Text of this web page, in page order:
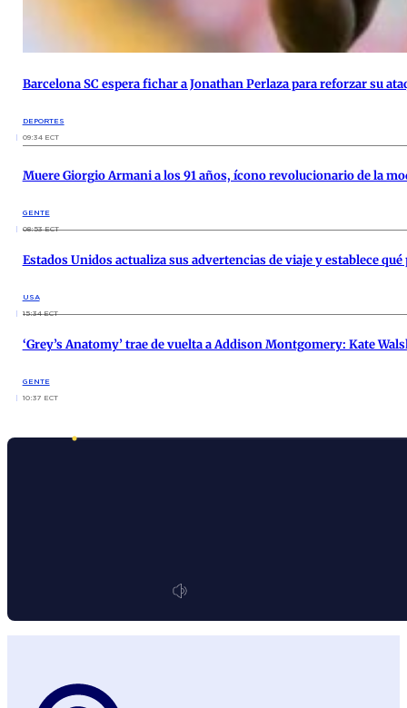
Barcelona SC espera fichar a Jonathan Perlaza para reforzar su
DEPORTES
09:34 ECT
Muere Giorgio Armani a los 91 años, ícono revolucionario de la
GENTE
08:53 ECT
Estados Unidos actualiza sus advertencias de viaje y establece
USA
15:34 ECT
‘Grey’s Anatomy’ trae de vuelta a Addison Montgomery: Kate
GENTE
10:37 ECT